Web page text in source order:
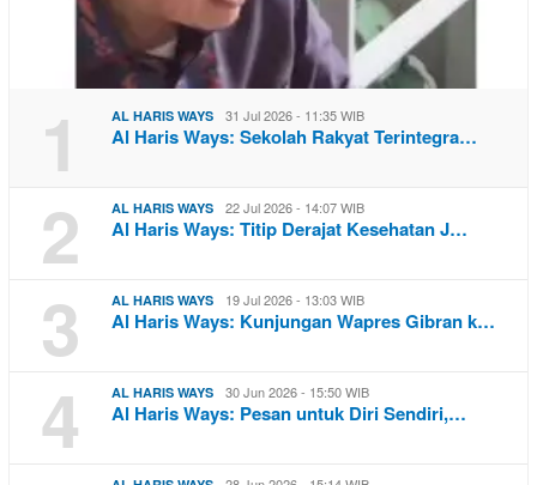
1 AL HARIS WAYS 31 Jul 2026 - 11:35 WIB
Al Haris Ways: Sekolah Rakyat Terintegra…
2 AL HARIS WAYS 22 Jul 2026 - 14:07 WIB
Al Haris Ways: Titip Derajat Kesehatan J…
3 AL HARIS WAYS 19 Jul 2026 - 13:03 WIB
Al Haris Ways: Kunjungan Wapres Gibran k…
4 AL HARIS WAYS 30 Jun 2026 - 15:50 WIB
Al Haris Ways: Pesan untuk Diri Sendiri,…